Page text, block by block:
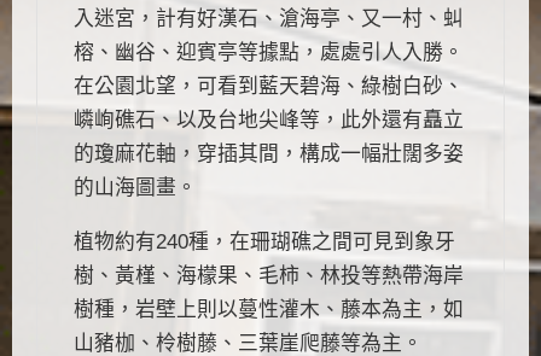
入迷宮，計有好漢石、滄海亭、又一村、虯
榕、幽谷、迎賓亭等據點，處處引人入勝。
在公園北望，可看到藍天碧海、綠樹白砂、
嶙峋礁石、以及台地尖峰等，此外還有矗立
的瓊麻花軸，穿插其間，構成一幅壯闊多姿
的山海圖畫。
植物約有240種，在珊瑚礁之間可見到象牙
樹、黃槿、海檬果、毛柿、林投等熱帶海岸
樹種，岩壁上則以蔓性灌木、藤本為主，如
山豬枷、柃樹藤、三葉崖爬藤等為主。